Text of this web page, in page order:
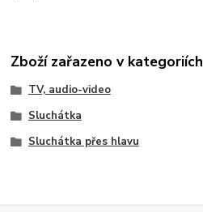
Zboží zařazeno v kategoriích
TV, audio-video
Sluchátka
Sluchátka přes hlavu